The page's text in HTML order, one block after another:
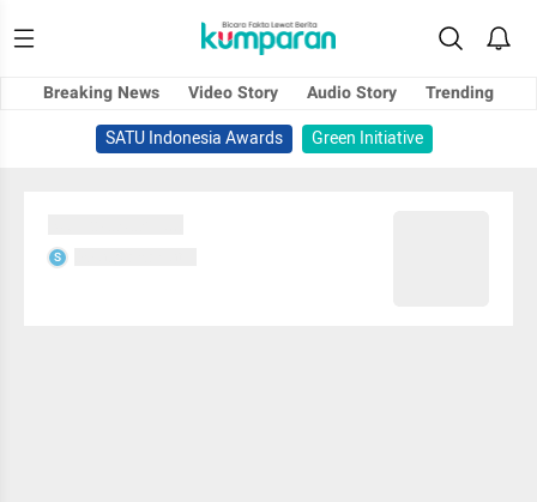
Breaking News Video Story Audio Story
Trending
SATU Indonesia Awards
Green Initiative
S